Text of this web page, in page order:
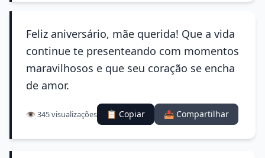
Feliz aniversário, mãe querida! Que a vida
continue te presenteando com momentos
maravilhosos e que seu coração se encha
de amor.
👁️ 345 visualizações 📋 Copiar 📤 Compartilhar